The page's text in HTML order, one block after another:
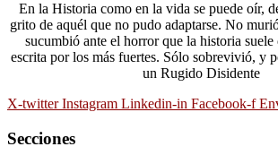
En la Historia como en la vida se puede oír,
grito de aquél que no pudo adaptarse. No
sucumbió ante el horror que la historia
escrita por los más fuertes. Sólo sobrevivió, y
un Rugido Disidente
X-twitter Instagram Linkedin-in Facebook-f
Secciones